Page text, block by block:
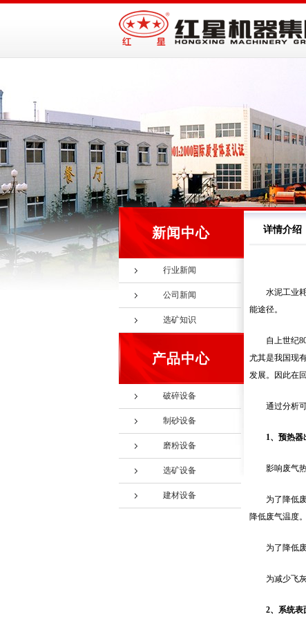
新闻中心
行业新闻
公司新闻
选矿知识
产品中心
破碎设备
制砂设备
磨粉设备
选矿设备
建材设备
详情介绍
水泥工业
能途径。
自上世纪
尤其是我国现
发展。因此在
通过分析
1、预热器
影响废气
为了降低
降低废气温度。
为了降低
为减少飞
2、系统表